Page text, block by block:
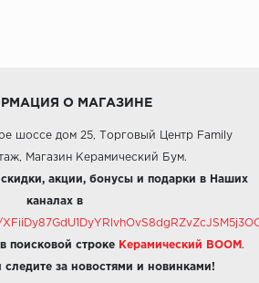
О МАГАЗИНЕ
шоссе дом 25, Торговый Центр Family
Магазин Керамический Бум.
акции, бонусы и подарки в Наших
каналах в
поисковой строке Керамический BOOM .
следите за новостями и новинками!